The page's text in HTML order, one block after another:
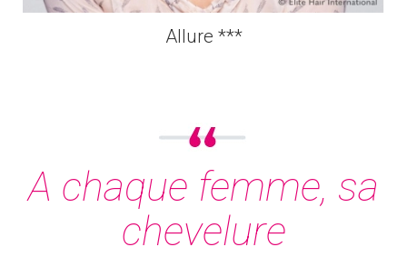
Allure ***
A chaque femme, sa
chevelure